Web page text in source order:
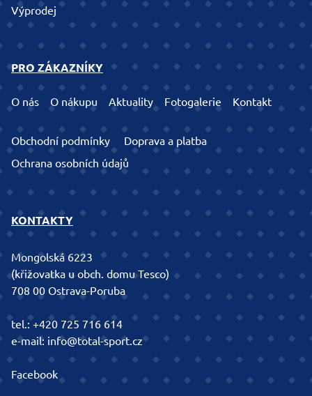
Výprodej
PRO ZÁKAZNÍKY
O nás O nákupu Aktuality Fotogalerie Kontakt
Obchodní podmínky
Doprava a platba
Ochrana osobních údajů
KONTAKTY
Mongolská 6223
(křižovatka u obch. domu Tesco)
708 00 Ostrava-Poruba
tel.:+420 725 716 614
e-mail: info@total-sport.cz
Facebook